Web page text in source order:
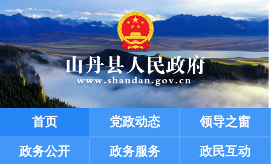
首页 党政动态 领导之窗
政务公开 政务服务 政民互动